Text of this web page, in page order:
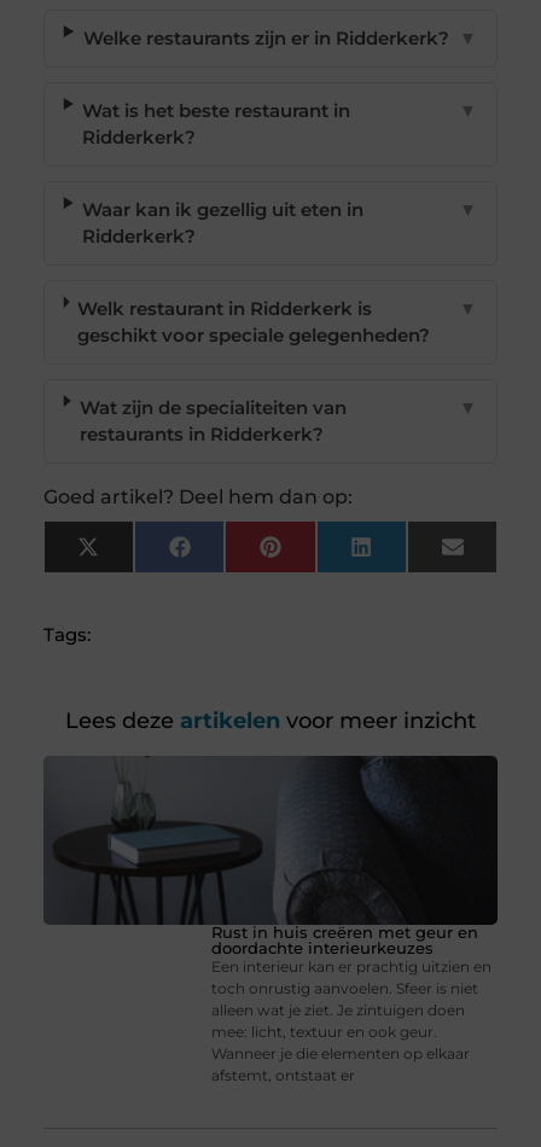
Welke restaurants zijn er in Ridderkerk? ▼
Wat is het beste restaurant in
Ridderkerk?
▼
Waar kan ik gezellig uit eten in
Ridderkerk?
▼
Welk restaurant in Ridderkerk is
geschikt voor speciale gelegenheden?
▼
Wat zijn de specialiteiten van
restaurants in Ridderkerk?
▼
Goed artikel? Deel hem dan op:
X
(Twitter)
FacebookPinterest LinkedIn Email
Tags:
Lees deze artikelen voor meer inzicht
Rust in huis creëren met geur en
doordachte interieurkeuzes
Een interieur kan er prachtig uitzien en
toch onrustig aanvoelen. Sfeer is niet
alleen wat je ziet. Je zintuigen doen
mee: licht, textuur en ook geur.
Wanneer je die elementen op elkaar
afstemt, ontstaat er